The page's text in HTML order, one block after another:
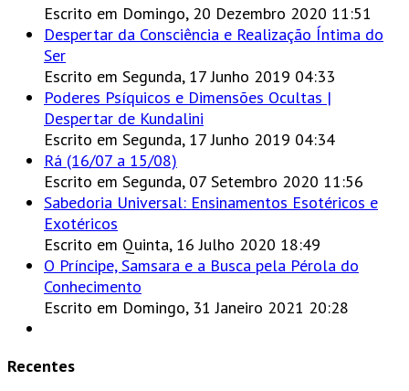
Escrito em Domingo, 20 Dezembro 2020 11:51
Despertar da Consciência e Realização Íntima do
Ser
Escrito em Segunda, 17 Junho 2019 04:33
Poderes Psíquicos e Dimensões Ocultas |
Despertar de Kundalini
Escrito em Segunda, 17 Junho 2019 04:34
Rá (16/07 a 15/08)
Escrito em Segunda, 07 Setembro 2020 11:56
Sabedoria Universal: Ensinamentos Esotéricos e
Exotéricos
Escrito em Quinta, 16 Julho 2020 18:49
O Príncipe, Samsara e a Busca pela Pérola do
Conhecimento
Escrito em Domingo, 31 Janeiro 2021 20:28
Recentes